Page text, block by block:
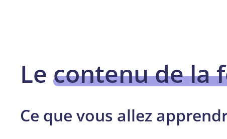
Le contenu de la
Ce que vous allez